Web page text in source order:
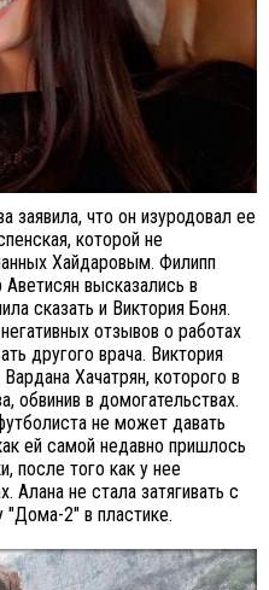
заявила, что он изуродовал ее
которой не
Хайдаровым. Филипп
высказались в
сказать и Виктория Боня.
отзывов о работах
другого врача. Виктория
Хачатрян, которого в
обвинив в домогательствах.
не может давать
ей самой недавно пришлось
после того как у нее
Алана не стала затягивать с
"Дома-2" в пластике.